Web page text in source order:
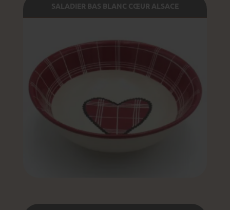
SALADIER BAS BLANC CŒUR ALSACE